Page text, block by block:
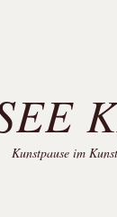
Kunstpause im